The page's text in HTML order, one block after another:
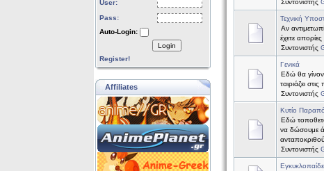
User:
Pass:
Auto-Login:
Login
Register!
Affiliates
Συντονιστής
Τεχνική
Αν
έχετε
Συντονιστής
Γενικά
Εδώ θα
ταιριάζει
Συντονιστής
Κυτίο
Εδώ
να δώσουμε
Συντονιστής